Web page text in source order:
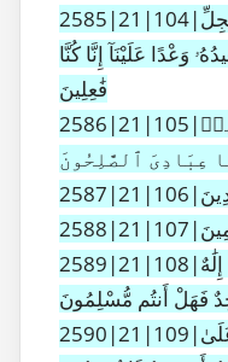
2585|21|104|يَوْمَ نَطْوِى ٱلسَّمَآءَ كَطَىِّ ٱلسِّجِلِّ
وَعْدًا عَلَيْنَآ إِنَّا كُنَّا
فَٰعِلِينَ
2586|21|105|وَلَقَدْ كَتَبْنَا فِى ٱلزَّبُورِ مِنۢ
عِبَادِىَ ٱلصَّٰلِحُونَ
2589|21|108|قُلْ إِنَّمَا يُوحَىٰٓ إِلَىَّ أَنَّمَآ إِلَٰهُكُمْ إِلَٰهٌ
فَهَلْ أَنتُم مُّسْلِمُونَ
2590|21|109|فَإِن تَوَلَّوْا۟ فَقُلْ ءَاذَنتُكُمْ عَلَىٰ